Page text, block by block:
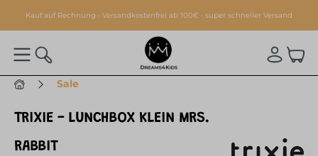
springen
Kauf auf Rechnung · Versandkostenfrei ab 100€ · super schneller Versand
Sale
TRIXIE - LUNCHBOX KLEIN MRS.
RABBIT